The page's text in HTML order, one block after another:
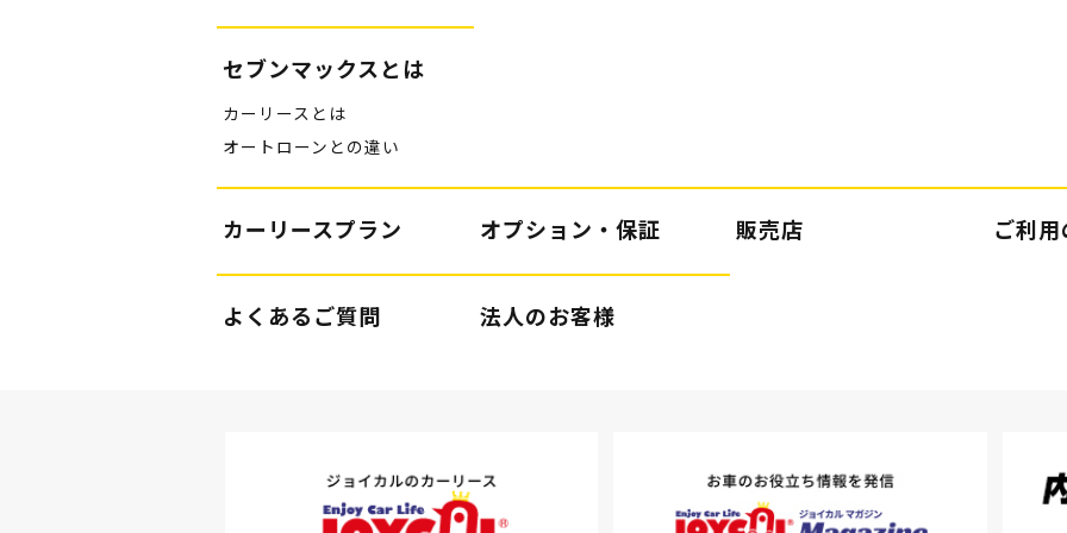
セブンマックスとは
カーリースとは
オートローンとの違い
カーリースプラン オプション・保証 販売店 ご利
よくあるご質問 法人のお客様